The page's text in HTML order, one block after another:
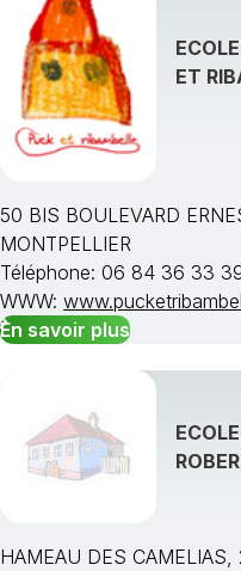
ET
50 BIS BOULEVARD
MONTPELLIER
Téléphone: 06 84 36 33
WWW:
En savoir plus
HAMEAU DES CAMELIAS,